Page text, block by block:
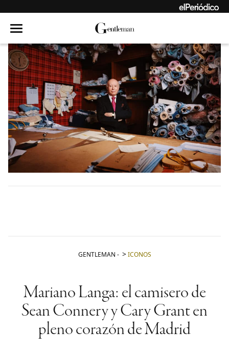
GENTLEMAN - ICONOS
Mariano Langa: el camisero de
Sean Connery y Cary Grant en
pleno corazón de Madrid